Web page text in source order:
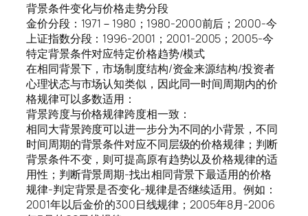
背景条件变化与价格走势分段
金价分段：1971－1980；1980-2000前后；2000-今
上证指数分段：1996-2001；2001-2005；2005-今
特定背景条件对应特定价格趋势/模式
在相同背景下，市场制度结构/资金来源结构/投资者
心理状态与市场认知类似，因此同一时间周期内的价
格规律可以多数适用：
背景跨度与价格规律跨度相一致：
相同大背景跨度可以进一步分为不同的小背景，不同
时间周期的背景条件对应不同层级的价格规律；判断
背景条件不变，则可提高原有趋势以及价格规律的适
用性；判断背景周期-找出相同背景下最适用的价格
规律-判定背景是否变化-规律是否继续适用。例如：
2001年以后金价的300日线规律；2005年8月-2006